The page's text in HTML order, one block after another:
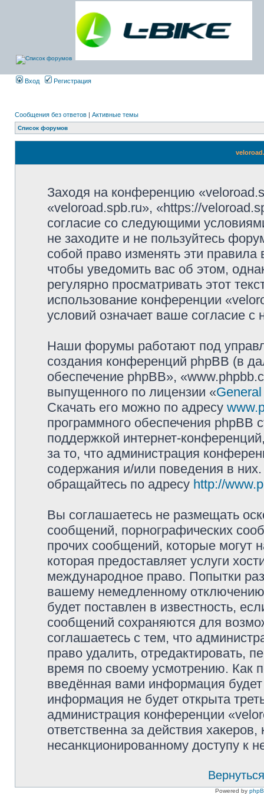
Вход Регистрация
Сообщения без ответов | Активные темы
Список форумов
Заходя на конференцию
«veloroad.spb.ru», «https://
согласие со следующими
не заходите и не пользуйтесь
собой право изменять эти
чтобы уведомить вас об этом,
регулярно просматривать этот
использование конференции
условий означает ваше согласие с
Наши форумы работают под
создания конференций phpBB (в
обеспечение phpBB»,
выпущенного по лицензии «
Скачать его можно по адресу
программного обеспечения phpBB
поддержкой интернет-
за то, что администрация
содержания и/или поведения в
обращайтесь по адресу http://
Вы соглашаетесь не размещать
сообщений, порнографических
прочих сообщений, которые могут
которая предоставляет услуги
международное право. Попытки
вашему немедленному
будет поставлен в известность,
сообщений сохраняются для
соглашаетесь с тем, что
право удалить, отредактировать,
время по своему усмотрению. Как
введённая вами информация
информация не будет открыта
администрация конференции
ответственна за действия
несанкционированному доступу к
Powered by